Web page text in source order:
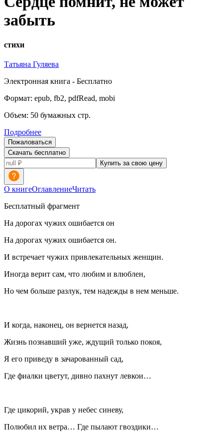
забыть
стихи
Татьяна Гуляева
Электронная книга - Бесплатно
Формат: epub, fb2, pdfRead, mobi
Объем: 50 бумажных стр.
Подробнее
Пожаловаться
Скачать бесплатно
Купить за свою цену
О книгеОглавлениеЧитать
Бесплатный фрагмент
На дорогах чужих ошибается он
На дорогах чужих ошибается он.
И встречает чужих привлекательных женщин.
Иногда верит сам, что любим и влюблен,
Но чем больше разлук, тем надежды в нем меньше.
И когда, наконец, он вернется назад,
Жизнь познавший уже, ждущий только покоя,
Я его приведу в зачарованный сад,
Где фиалки цветут, дивно пахнут левкои…
Где цикорий, украв у небес синеву,
Полюбил их ветра… Где пылают гвоздики…